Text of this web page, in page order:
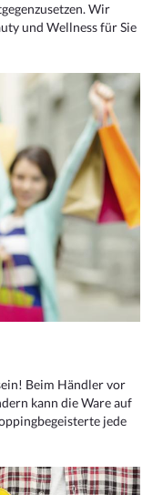
Wir
und Wellness für Sie
Beim Händler vor
kann die Ware auf
jede